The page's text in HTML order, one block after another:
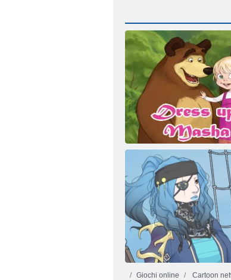
Vesti Masha
Giochi online Cartoon